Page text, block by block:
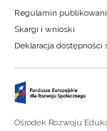
Regulamin
Skargi i wnioski
Deklaracja dostępności
Ośrodek Rozwoju